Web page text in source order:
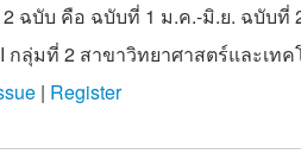
ฉบับ คือ ฉบับที่ 1 ม.ค.-มิ.ย. ฉบับที่
กลุ่มที่ 2 สาขาวิทยาศาสตร์และเท
| Register